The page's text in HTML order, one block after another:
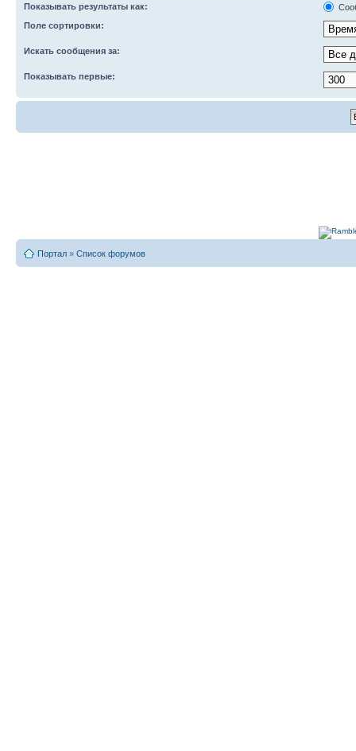
Показывать результаты как:
Поле сортировки:
Искать сообщения за:
Показывать первые:
Портал » Список форумов